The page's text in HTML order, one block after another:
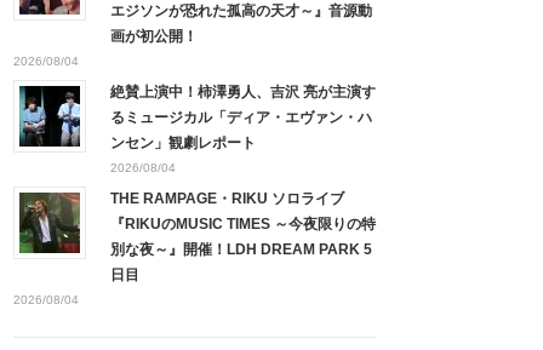
エジソンが恐れた孤高の天才～』音源動
画が初公開！
2026/08/04
絶賛上演中！柿澤勇人、吉沢 亮が主演す
るミュージカル「ディア・エヴァン・ハ
ンセン」観劇レポート
2026/08/04
THE RAMPAGE・RIKU ソロライブ
『RIKUのMUSIC TIMES ～今夜限りの特
別な夜～』開催！LDH DREAM PARK 5
日目
2026/08/04